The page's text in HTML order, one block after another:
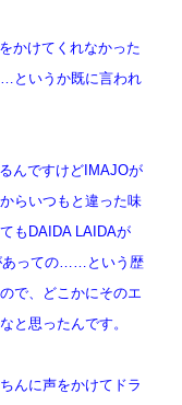
かけてくれなかった
というか既に言われ
んですけどIMAJOが
らいつもと違った味
もDAIDA LAIDAが
あっての……という歴
で、どこかにそのエ
と思ったんです。
んに声をかけてドラ